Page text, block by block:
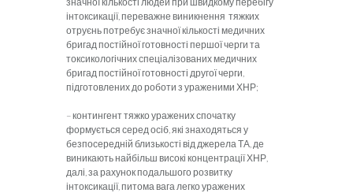
інтоксикації, переважне виникнення тяжких
отруєнь потребує значної кількості медичних
бригад постійної готовності першої черги та
токсикологічних спеціалізованих медичних
бригад постійної готовності другої черги,
підготовлених до роботи з ураженими ХНР;
– контингент тяжко уражених спочатку
формується серед осіб, які знаходяться у
безпосередній близькості від джерела ТА, де
виникають найбільш високі концентрації ХНР,
далі, за рахунок подальшого розвитку
інтоксикації, питома вага легко уражених